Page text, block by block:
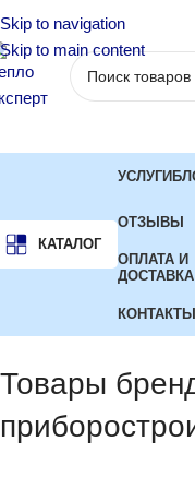
Skip to navigation
Skip to main content
КАТАЛОГ
УСЛУГИ
ОТЗЫВЫ
ОПЛАТА И
ДОСТАВКА
КОНТАКТЫ
Товары